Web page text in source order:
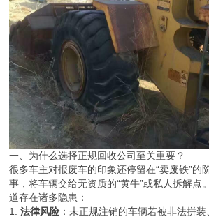
一、为什么选择正规回收公司至关重要？
很多车主对报废车的印象还停留在“卖废铁”的
事，将车辆交给无资质的“黄牛”或私人拆解点
道存在诸多隐患：
1.法律风险 ：未正规注销的车辆若被非法拼